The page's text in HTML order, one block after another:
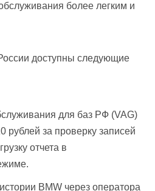
более легким и
доступны следующие
для баз РФ (VAG)
рублей за проверку записей
отчета в
BMW через оператора